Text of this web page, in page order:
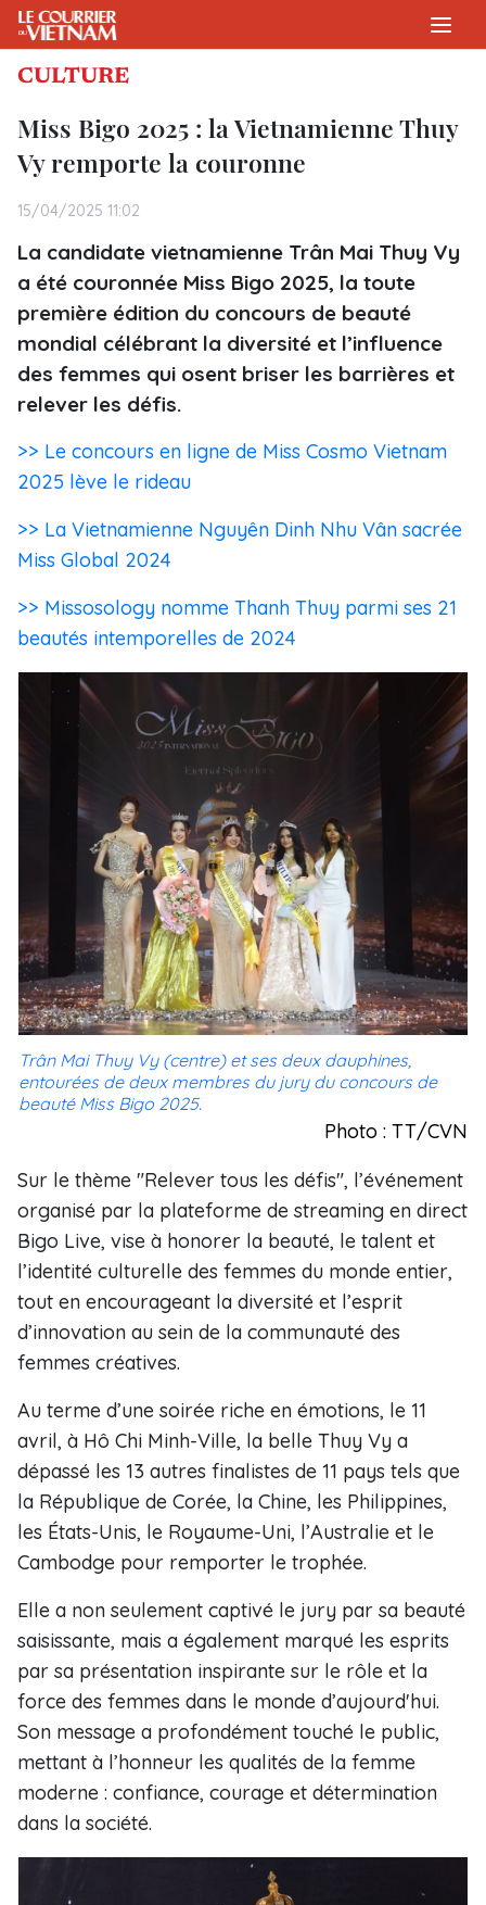
CULTURE
Miss Bigo 2025 : la Vietnamienne Thuy
Vy remporte la couronne
15/04/2025 11:02
La candidate vietnamienne Trân Mai Thuy Vy
a été couronnée Miss Bigo 2025, la toute
première édition du concours de beauté
mondial célébrant la diversité et l’influence
des femmes qui osent briser les barrières et
relever les défis.
>> Le concours en ligne de Miss Cosmo Vietnam
2025 lève le rideau
>> La Vietnamienne Nguyên Dinh Nhu Vân sacrée
Miss Global 2024
>> Missosology nomme Thanh Thuy parmi ses 21
beautés intemporelles de 2024
Trân Mai Thuy Vy (centre) et ses deux dauphines,
entourées de deux membres du jury du concours de
beauté Miss Bigo 2025.
Photo : TT/CVN
Sur le thème "Relever tous les défis", l’événement
organisé par la plateforme de streaming en direct
Bigo Live, vise à honorer la beauté, le talent et
l’identité culturelle des femmes du monde entier,
tout en encourageant la diversité et l’esprit
d’innovation au sein de la communauté des
femmes créatives.
Au terme d’une soirée riche en émotions, le 11
avril, à Hô Chi Minh-Ville, la belle Thuy Vy a
dépassé les 13 autres finalistes de 11 pays tels que
la République de Corée, la Chine, les Philippines,
les États-Unis, le Royaume-Uni, l’Australie et le
Cambodge pour remporter le trophée.
Elle a non seulement captivé le jury par sa beauté
saisissante, mais a également marqué les esprits
par sa présentation inspirante sur le rôle et la
force des femmes dans le monde d’aujourd'hui.
Son message a profondément touché le public,
mettant à l’honneur les qualités de la femme
moderne : confiance, courage et détermination
dans la société.